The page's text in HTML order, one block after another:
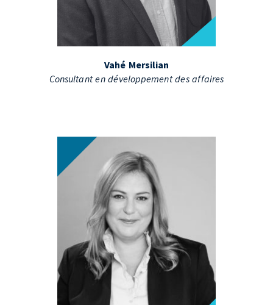
Vahé Mersilian
Consultant en développement des affaires